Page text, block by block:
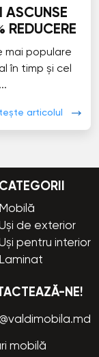
mai populare
în timp și cel
articolul
CATEGORII
Mobilă
de exterior
pentru interior
Laminat
NE!
mobilă